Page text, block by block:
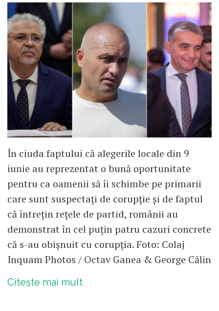
În ciuda faptului că alegerile locale din 9
iunie au reprezentat o bună oportunitate
pentru ca oamenii să îi schimbe pe primarii
care sunt suspectați de corupție și de faptul
că întrețin rețele de partid, românii au
demonstrat în cel puțin patru cazuri concrete
că s-au obișnuit cu corupția. Foto: Colaj
Inquam Photos / Octav Ganea & George Călin
Citește mai mult